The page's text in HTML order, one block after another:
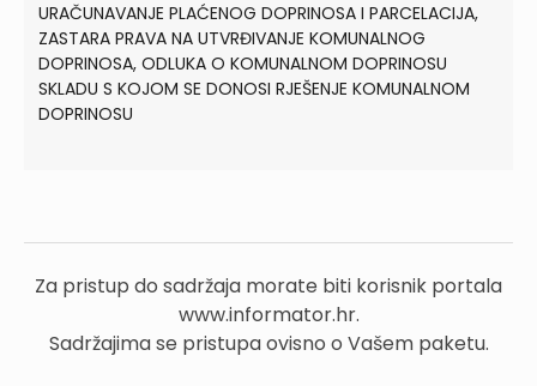
URAČUNAVANJE PLAĆENOG DOPRINOSA I PARCELACIJA,
ZASTARA PRAVA NA UTVRĐIVANJE KOMUNALNOG
DOPRINOSA, ODLUKA O KOMUNALNOM DOPRINOSU
SKLADU S KOJOM SE DONOSI RJEŠENJE KOMUNALNOM
DOPRINOSU
Za pristup do sadržaja morate biti korisnik portala
www.informator.hr.
Sadržajima se pristupa ovisno o Vašem paketu.